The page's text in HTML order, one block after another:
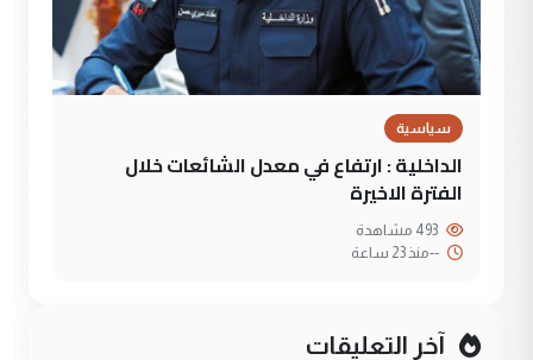
سياسية
الداخلية : ارتفاع في معدل الشائعات خلال
الفترة الاخيرة
--منذ 23 ساعة
آخر التعليقات